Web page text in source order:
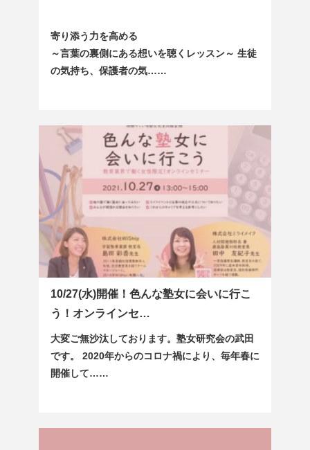
寄り添う力を高める
～言葉の裏側にある想いを聴くレッスン～ 生徒
の気持ち、保護者の気……
10/27(水)開催！色んな塾女に会いに行こ
う！オンラインセ…
大変ご無沙汰しております。塾女研究会の武田
です。 2020年からのコロナ禍により、毎年春に
開催して……